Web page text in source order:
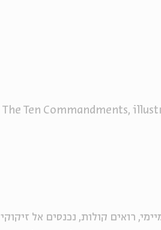
The Ten Commandments,
רואים קולות, נכנסים אל זיקוקי